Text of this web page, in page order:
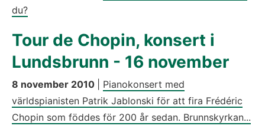
du?
Tour de Chopin, konsert i
Lundsbrunn - 16 november
8 november 2010
Pianokonsert med
världspianisten Patrik Jablonski för att fira Frédéric
Chopin som föddes för 200 år sedan. Brunnskyrkan...